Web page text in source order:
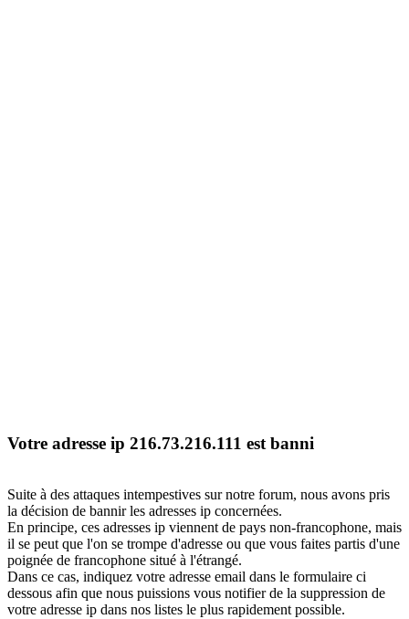
Votre adresse ip 216.73.216.111 est banni
Suite à des attaques intempestives sur notre forum, nous avons pris
la décision de bannir les adresses ip concernées.
En principe, ces adresses ip viennent de pays non-francophone, mais
il se peut que l'on se trompe d'adresse ou que vous faites partis d'une
poignée de francophone situé à l'étrangé.
Dans ce cas, indiquez votre adresse email dans le formulaire ci
dessous afin que nous puissions vous notifier de la suppression de
votre adresse ip dans nos listes le plus rapidement possible.